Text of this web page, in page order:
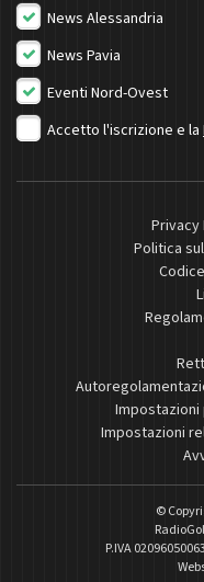
News Alessandria
News Pavia
Eventi Nord-Ovest
Accetto l'iscrizione e la
Privacy
Politica
Impostazioni
©
P.IVA